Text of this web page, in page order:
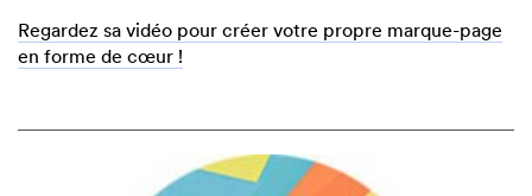
Regardez sa vidéo pour créer votre propre marque-page
en forme de cœur !